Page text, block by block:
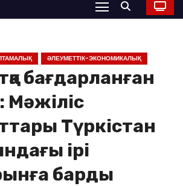
ӘЛЕУМЕТТІК-ЭКОНОМИКАЛЫҚ
бағдарланған
Мәжіліс
Түркістан
ірі
барды